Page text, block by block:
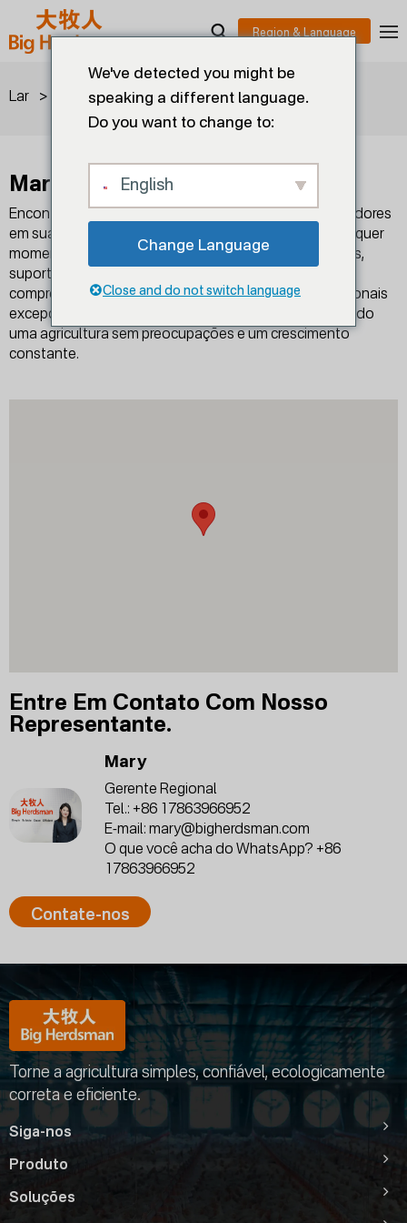
Lar > Concessionários > Marrocos
Marrocos
Encontre nossos representantes de vendas e distribuidores
em sua região aqui e entre em contato conosco a qualquer
momento para obter mais informações sobre produtos,
suporte técnico e serviços. A Big Herdsman tem o
compromisso de fornecer produtos e serviços profissionais
excepcionais para a indústria pecuária global, garantindo
uma agricultura sem preocupações e um crescimento
constante.
Entre Em Contato Com Nosso
Representante.
Mary
Gerente Regional
Tel.: +86 17863966952
E-mail: mary@bigherdsman.com
O que você acha do WhatsApp? +86
17863966952
Contate-nos
Torne a agricultura simples, confiável, ecologicamente
correta e eficiente.
Siga-nos
Produto
Soluções
We've detected you might be
speaking a different language.
Do you want to change to:
English
Change Language
Close and do not switch language